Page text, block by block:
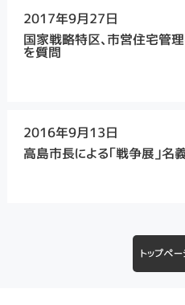
2017年9月27日
国家戦略特区、市営住宅管
を質問
2016年9月13日
高島市長による「戦争展」
トップペ